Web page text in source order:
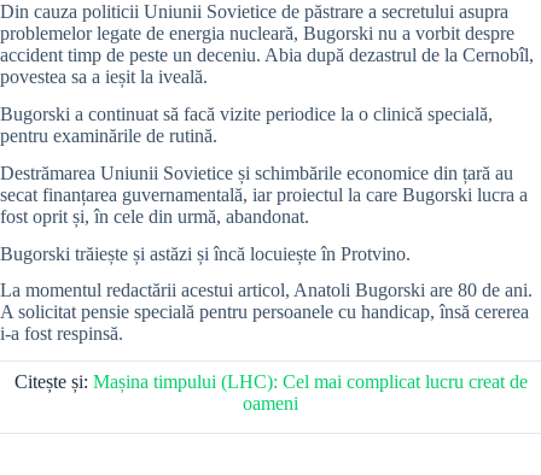
Din cauza politicii Uniunii Sovietice de păstrare a secretului asupra
problemelor legate de energia nucleară, Bugorski nu a vorbit despre
accident timp de peste un deceniu. Abia după dezastrul de la Cernobîl,
povestea sa a ieșit la iveală.
Bugorski a continuat să facă vizite periodice la o clinică specială,
pentru examinările de rutină.
Destrămarea Uniunii Sovietice și schimbările economice din țară au
secat finanțarea guvernamentală, iar proiectul la care Bugorski lucra a
fost oprit și, în cele din urmă, abandonat.
Bugorski trăiește și astăzi și încă locuiește în Protvino.
La momentul redactării acestui articol, Anatoli Bugorski are 80 de ani.
A solicitat pensie specială pentru persoanele cu handicap, însă cererea
i-a fost respinsă.
Citește și: Mașina timpului (LHC): Cel mai complicat lucru creat de
oameni